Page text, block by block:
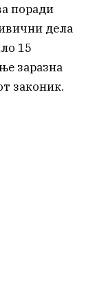
поради
дела
15
заразна
законик.